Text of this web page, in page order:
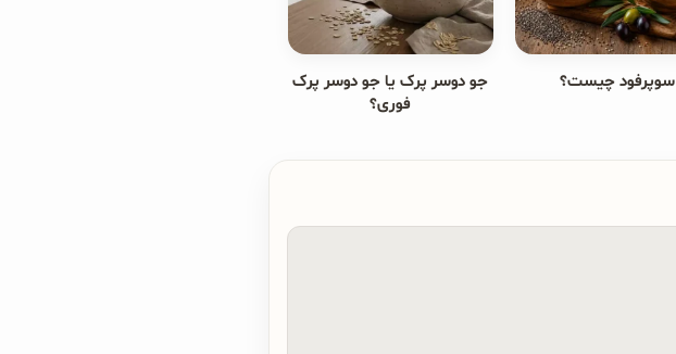
سوپرفود چیست؟
جو دوسر پرک یا جو دوسر پرک
فوری؟